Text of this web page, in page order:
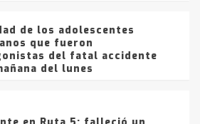
de los adolescentes
que fueron
del fatal accidente
del lunes